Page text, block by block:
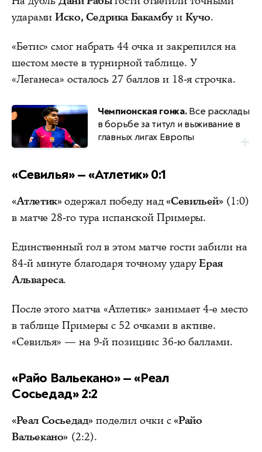
ударамиИско, Седрика Бакамбуи Кучо.
«Бетис» смог набрать 44 очка и закрепился на
шестом месте в турнирной таблице. У
«Леганеса» осталось 27 баллов и 18-я строчка.
Чемпионская гонка.Все расклады
в борьбе за титул и выживание в
главных лигах Европы
«Севилья» — «Атлетик» 0:1
«Атлетик»одержал победу над«Севильей»(1:0)
в матче 28-го тура испанской Примеры.
Единственный гол в этом матче гости забили на
84-й минуте благодаря точному ударуЕрая
Альвареса.
После этого матча «Атлетик» занимает 4-е место
в таблице Примеры с 52 очками в активе.
«Севилья» — на 9-й позициис 36-ю баллами.
«Райо Вальекано» — «Реал
Сосьедад» 2:2
«Реал Сосьедад» поделил очки с«Райо
Вальекано» (2:2).